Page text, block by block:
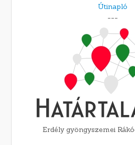
Útinapló
---
Erdély gyöngyszemei